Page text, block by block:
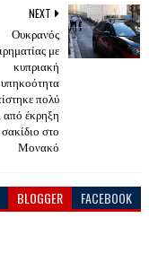
NEXT
Ουκρανός
με
κυπριακή
υπηκοότητα
πολύ
έκρηξη
σακίδιο στο
Μονακό
BLOGGER FACEBOOK